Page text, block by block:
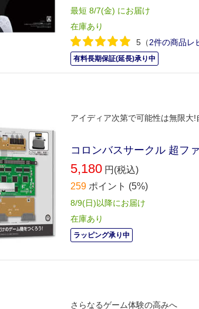
最短 8/7(金) にお届け
在庫あり
5 （2件の商品レ
有料長期保証(延長)承り中
アイディア次第で可能性は無限大
コロンバスサークル 超フ
5,180 円(税込)
259 ポイント (5%)
8/9(日)以降にお届け
在庫あり
ラッピング承り中
さらなるゲーム体験の高みへ